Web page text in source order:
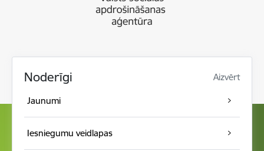
Noderīgi Aizvērt
Jaunumi
Iesniegumu veidlapas